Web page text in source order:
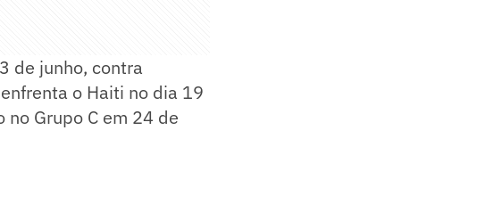
de junho, contra
o Haiti no dia 19
Grupo C em 24 de